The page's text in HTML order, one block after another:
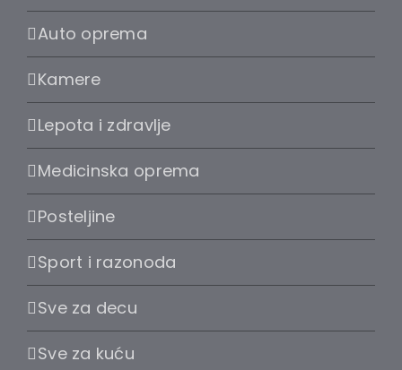
Auto oprema
Kamere
Lepota i zdravlje
Medicinska oprema
Posteljine
Sport i razonoda
Sve za decu
Sve za kuću